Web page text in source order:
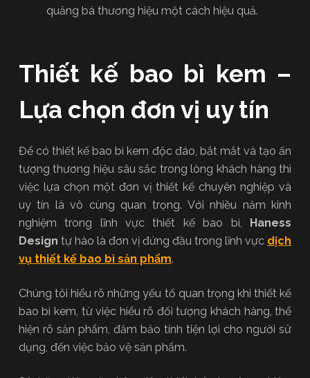
quảng bá thương hiệu một cách hiệu quả.
Thiết kế bao bì kem –
Lựa chọn đơn vị uy tín
Để có thiết kế bao bì kem độc đáo, bắt mắt và tạo ấn
tượng thương hiệu sâu sắc trong lòng khách hàng thì
việc lựa chọn một đơn vị thiết kế chuyên nghiệp và
uy tín là vô cùng quan trọng. Với nhiều năm kinh
nghiệm trong lĩnh vực thiết kế bao bì, Haness
Design tự hào là đơn vị đứng đầu trong lĩnh vực dịch
vụ thiết kế bao bì sản phẩm.
Chúng tôi hiểu rõ những yếu tố quan trọng khi thiết kế
bao bì kem, từ việc hiểu rõ đối tượng khách hàng, thể
hiện rõ sản phẩm, đảm bảo tính tiện lợi cho người sử
dụng, đến việc bảo vệ sản phẩm.